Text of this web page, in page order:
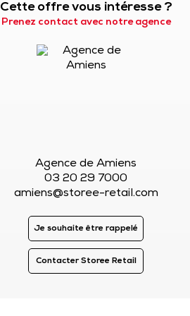
Cette offre vous intéresse ?
Prenez contact avec notre agence
Agence de Amiens
03 20 29 7000
amiens@storee-retail.com
Je souhaite être rappelé
Contacter Storee Retail